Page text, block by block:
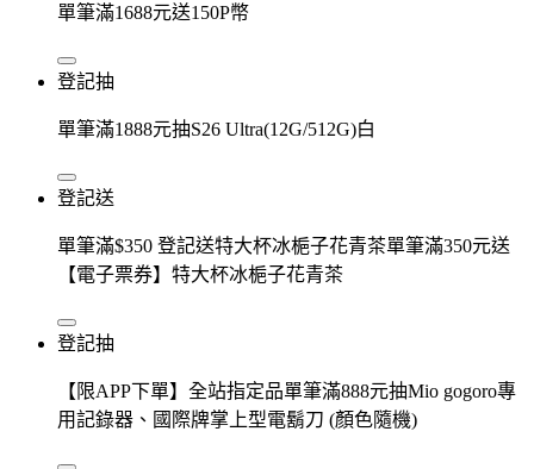
單筆滿1688元送150P幣
登記抽
單筆滿1888元抽S26 Ultra(12G/512G)白
登記送
單筆滿$350 登記送特大杯冰梔子花青茶單筆滿350元送
【電子票券】特大杯冰梔子花青茶
登記抽
【限APP下單】全站指定品單筆滿888元抽Mio gogoro專
用記錄器、國際牌掌上型電鬍刀 (顏色隨機)